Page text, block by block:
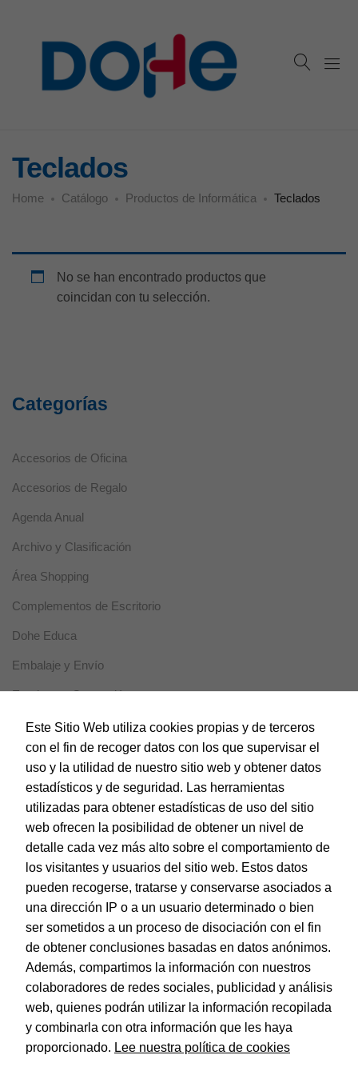
Teclados
Home Catálogo Productos de Informática Teclados
No se han encontrado productos que
coincidan con tu selección.
Categorías
Accesorios de Oficina
Accesorios de Regalo
Agenda Anual
Archivo y Clasificación
Área Shopping
Complementos de Escritorio
Dohe Educa
Embalaje y Envío
Escritura y Corrección
Horeca
Magic Box
Material Escolar
Notebooks
Papel y Manipulados
Protección y Presentación
Sistemas de corte
Tarjetas de Felicitación
© Dohe - Camino de Madrid, 14
28970 • Humanes de Madrid (Madrid)
ESPAÑA
Este Sitio Web utiliza cookies propias y de terceros
con el fin de recoger datos con los que supervisar el
uso y la utilidad de nuestro sitio web y obtener datos
estadísticos y de seguridad. Las herramientas
utilizadas para obtener estadísticas de uso del sitio
web ofrecen la posibilidad de obtener un nivel de
detalle cada vez más alto sobre el comportamiento de
los visitantes y usuarios del sitio web. Estos datos
pueden recogerse, tratarse y conservarse asociados a
una dirección IP o a un usuario determinado o bien
ser sometidos a un proceso de disociación con el fin
de obtener conclusiones basadas en datos anónimos.
Además, compartimos la información con nuestros
colaboradores de redes sociales, publicidad y análisis
web, quienes podrán utilizar la información recopilada
y combinarla con otra información que les haya
proporcionado. Lee nuestra política de cookies